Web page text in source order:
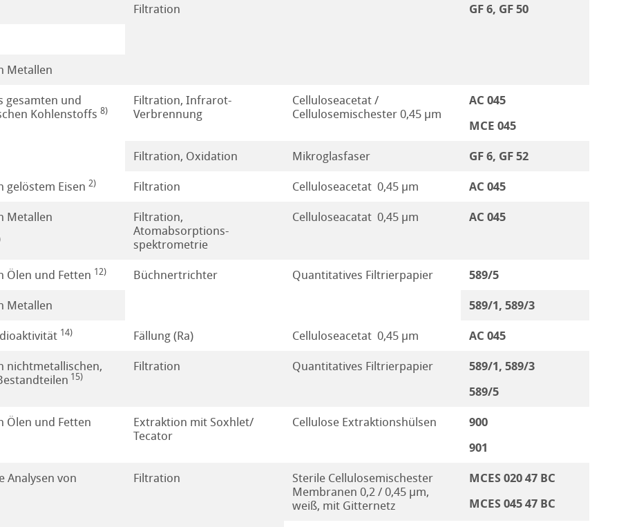
mit Membranen
- Aufreinigung und Identifizierung
Filtration GF 6, GF 50
Metallen
gesamten und
Kohlenstoffs 8)
Filtration, Infrarot-
Verbrennung
Celluloseacetat /
Cellulosemischester 0,45 µm
AC 045
MCE 045
Filtration, Oxidation Mikroglasfaser GF 6, GF 52
gelöstem Eisen 2) Filtration Celluloseacetat 0,45 µm AC 045
Metallen
Filtration,
Atomabsorptions-
spektrometrie
Celluloseacatat 0,45 µm AC 045
Ölen und Fetten 12) Büchnertrichter Quantitatives Filtrierpapier 589/5
Metallen 589/1, 589/3
14) Fällung (Ra) Celluloseacetat 0,45 µm AC 045
nichtmetallischen,
15)
Filtration Quantitatives Filtrierpapier
589/1, 589/3
589/5
Ölen und Fetten
Extraktion mit Soxhlet/
Tecator
Cellulose Extraktionshülsen
900
901
Analysen von
Filtration
Sterile Cellulosemischester
Membranen 0,2 / 0,45 µm,
weiß, mit Gitternetz
MCES 020 47 BC
MCES 045 47 BC